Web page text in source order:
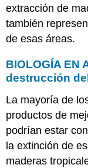
extracción de
también
de esas áreas.
BIOLOGÍA EN
destrucción
La mayoría de
productos de
podrían estar
la extinción de
maderas